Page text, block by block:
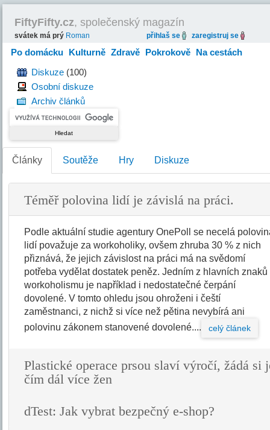
FiftyFifty.cz, společenský magazín
svátek má prý Roman přihlaš se zaregistruj se
Po domácku Kulturně Zdravě Pokrokově Na cestách
HravěDiskuze (100)
Osobní diskuze
Archiv článků
Články Soutěže Hry Diskuze
Téměř polovina lidí je závislá na práci.
Podle aktuální studie agentury OnePoll se necelá
lidí považuje za workoholiky, ovšem zhruba 30 % z nich
přiznává, že jejich závislost na práci má na svědomí
potřeba vydělat dostatek peněz. Jedním z hlavních znaků
workoholismu je například i nedostatečné čerpání
dovolené. V tomto ohledu jsou ohroženi i čeští
zaměstnanci, z nichž si více než pětina nevybírá ani
polovinu zákonem stanovené dovolené....
celý článek
Plastické operace prsou slaví výročí, žádá si
čím dál více žen
dTest: Jak vybrat bezpečný e-shop?